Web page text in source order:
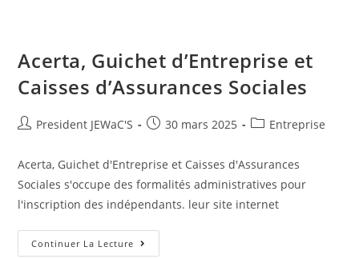
Acerta, Guichet d’Entreprise et
Caisses d’Assurances Sociales
President JEWaC'S 30 mars 2025 Entreprise
Acerta, Guichet d'Entreprise et Caisses d'Assurances
Sociales s'occupe des formalités administratives pour
l'inscription des indépendants. leur site internet
Continuer La Lecture